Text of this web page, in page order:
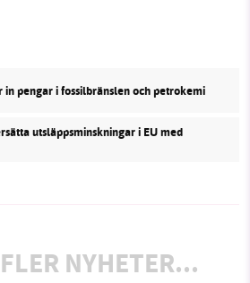
in pengar i fossilbränslen och petrokemi
utsläppsminskningar i EU med
NYHETER...